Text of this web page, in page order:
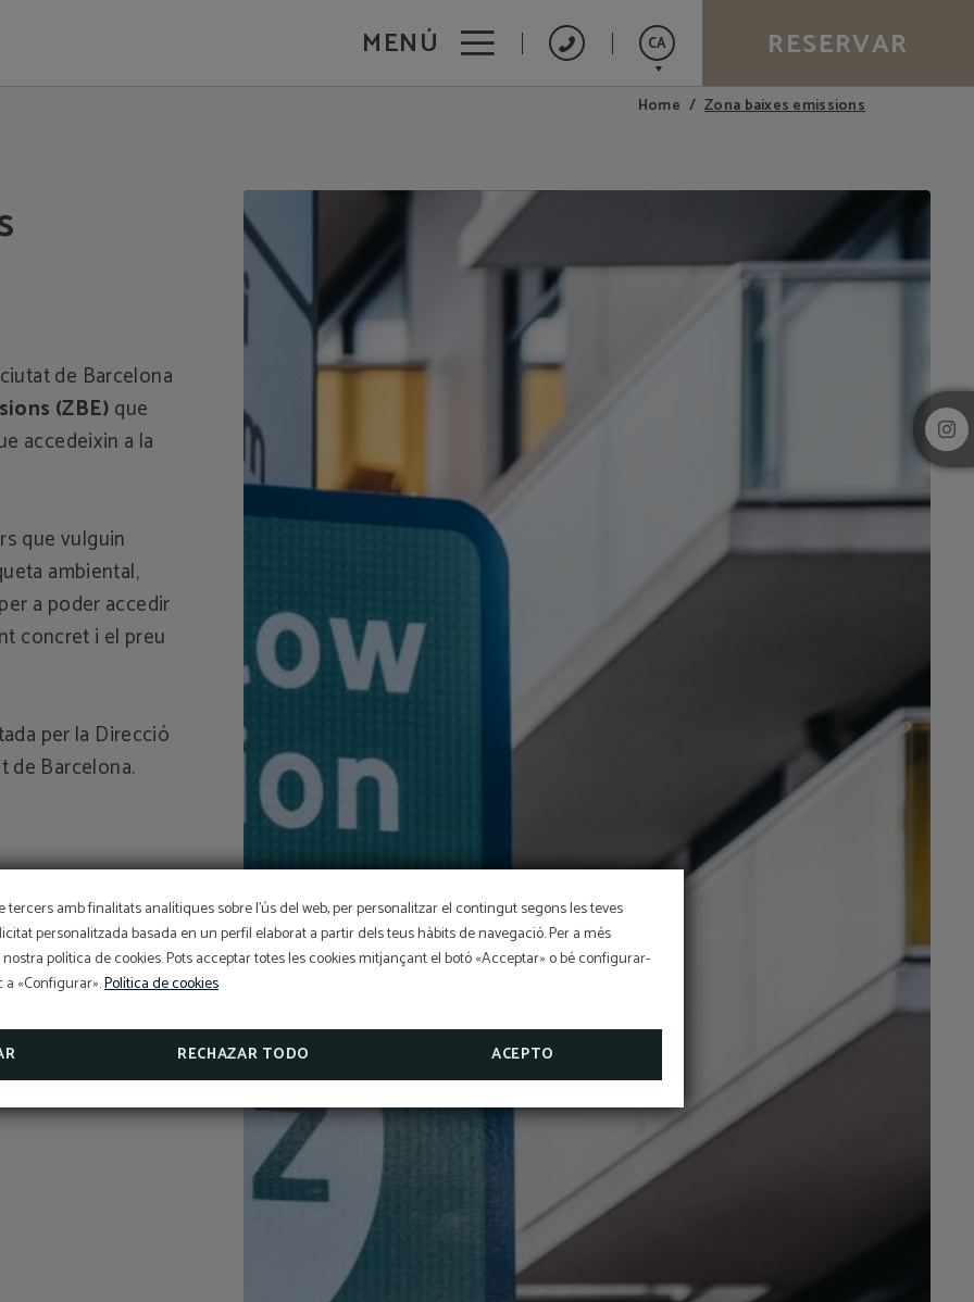
tercers amb finalitats analítiques sobre l'ús del web, per personalitzar el contingut segons les teves
personalitzada basada en un perfil elaborat a partir dels teus hàbits de navegació. Per a més
política de cookies. Pots acceptar totes les cookies mitjançant el botó «Acceptar» o bé configurar-
«Configurar».Política de cookies
RECHAZAR TODO ACEPTO
MENÚ CA RESERVAR
Home Zona baixes emissions
de Barcelona
(ZBE)que
accedeixin a la
que vulguin
ambiental,
a poder accedir
concret i el preu
per la Direcció
de Barcelona.
OFERTA EXCLUSIVA
Preu millor garantit, descompte per reserva anticipada, esmorzar
gratuït i assegurança de cancel·lació gratuïta inclosa!
CONSULTAR SEGUR DE CANCEL·LACIÓ